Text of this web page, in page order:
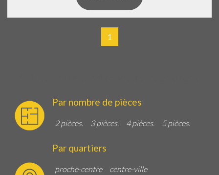
1
Par nombre de pièces
2 pièces. 3 pièces. 4 pièces. 5 pièces.
Par quartiers
proche-centre
centre-ville